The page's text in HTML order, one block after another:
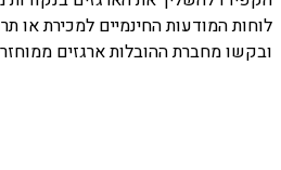
לוחות המודעות החינמיים למכירת או
ובקשו מחברת ההובלות ארגזים